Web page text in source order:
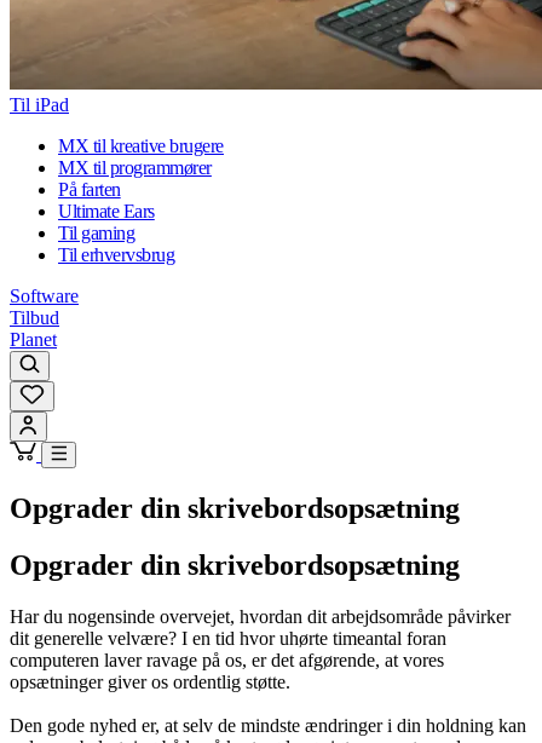
Til iPad
MX til kreative brugere
MX til programmører
På farten
Ultimate Ears
Til gaming
Til erhvervsbrug
Software
Tilbud
Planet
Opgrader din skrivebordsopsætning
Opgrader din skrivebordsopsætning
Har du nogensinde overvejet, hvordan dit arbejdsområde påvirker
dit generelle velvære? I en tid hvor uhørte timeantal foran
computeren laver ravage på os, er det afgørende, at vores
opsætninger giver os ordentlig støtte.
Den gode nyhed er, at selv de mindste ændringer i din holdning kan